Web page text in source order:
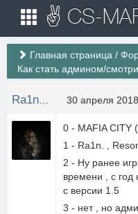
Главная страница /
Как стать админом/
30 апреля 2018
0 - MAFIA CITY
1 - Ra1n. ,
2 - Ну ранее
времени , с год
с версии 1.5
3 - нет , но